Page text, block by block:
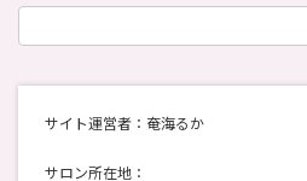
サイト運営者：奄海るか
サロン所在地：